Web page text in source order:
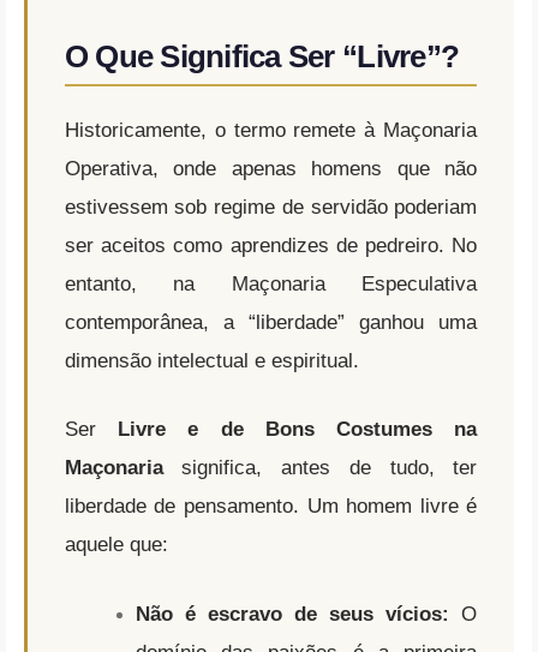
O Que Significa Ser “Livre”?
Historicamente, o termo remete à Maçonaria
Operativa, onde apenas homens que não
estivessem sob regime de servidão poderiam
ser aceitos como aprendizes de pedreiro. No
entanto, na Maçonaria Especulativa
contemporânea, a “liberdade” ganhou uma
dimensão intelectual e espiritual.
Ser
Livre e de Bons Costumes na
Maçonariasignifica, antes de tudo, ter
liberdade de pensamento. Um homem livre é
aquele que:
Não é escravo de seus vícios:
O